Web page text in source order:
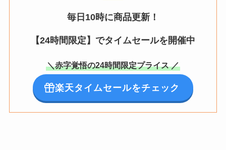
毎日10時に商品更新！
【24時間限定】でタイムセールを開催中
＼赤字覚悟の24時間限定プライス ／
楽天タイムセールをチェック